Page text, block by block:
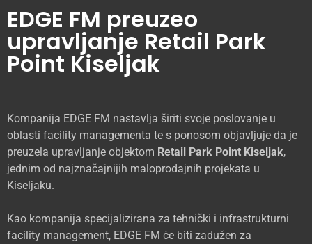
EDGE FM preuzeo
upravljanje Retail Park
Point Kiseljak
Kompanija EDGE FM nastavlja širiti svoje poslovanje u
oblasti facility managementa te s ponosom objavljuje da je
preuzela upravljanje objektom Retail Park Point Kiseljak,
jednim od najznačajnijih maloprodajnih projekata u
Kiseljaku.
Kao kompanija specijalizirana za tehnički i infrastrukturni
facility management, EDGE FM će biti zadužen za